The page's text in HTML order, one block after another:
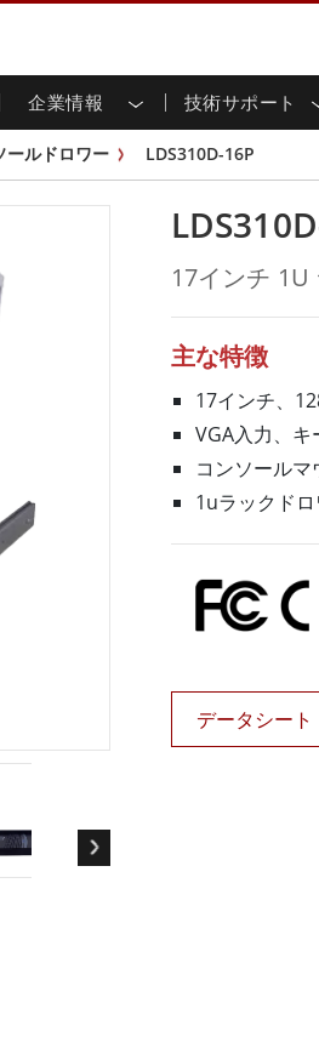
企業情報 技術サポート
スプレイ
リーズ /
ード
ウント
プディス
産業用パネルPCおよ
HMI (P-CAPタッチ)
産業用パネルPC (P-CAPタ
産業用パネルPC (抵抗膜方
ステンレスシリーズ
G-WINシリーズ / IP67設計
ATEXグレード
バータイプパネルPC
ング ヘルスケアグレード
ヘルスケア堅牢タブレット
ヘルスケアパネルPC
ヘルスケアディスプレイ
ド
コンピュ
More
AI コンピュータ
エネルギー、化学、
食品 & 衛生産業
倉庫 & 物流
インフラ
スマート充電ステー
サステナビリティ
カスタマーサービス
製品仕様変更のお知
バーチャル展示会
ールドロワー LDS310D-16P
17インチ 1U
主な特徴
17インチ、
VGA入力、キ
コンソールマ
1uラックド
データシート